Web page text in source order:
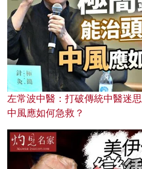
左常波中醫：打破傳統中醫迷
中風應如何急救？